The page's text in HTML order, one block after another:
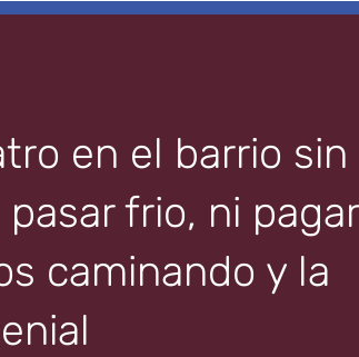
en el barrio sin
frio, ni pagar
caminando y la